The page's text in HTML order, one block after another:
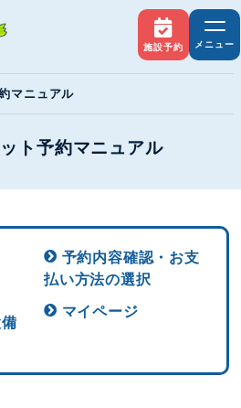
施設予約 メニュー
マニュアル
ト予約マニュアル
予約内容確認・お支
払い方法の選択
マイページ